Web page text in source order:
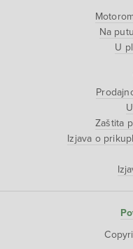
Na
U
Zaštita
Izjava o